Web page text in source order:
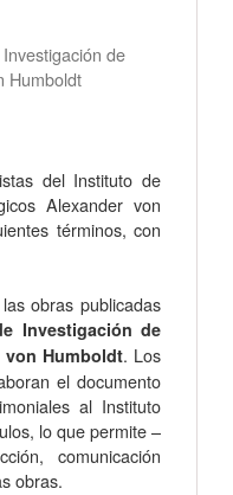
de
Humboldt
del Instituto de
Alexander von
términos, con
obras publicadas
Investigación de
Humboldt. Los
el documento
al Instituto
lo que permite –
comunicación
obras.